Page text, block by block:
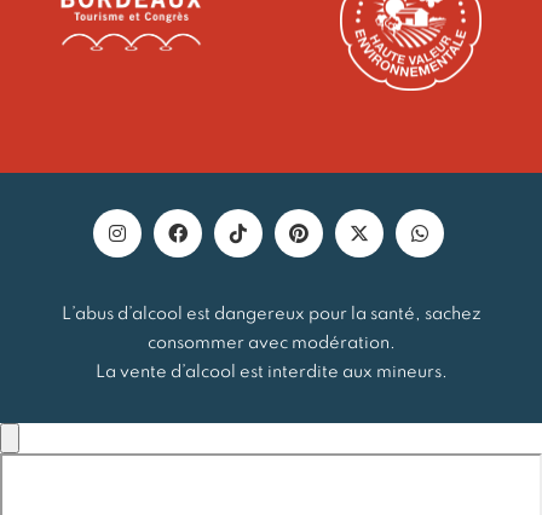
L’abus d’alcool est dangereux pour la santé, sachez
consommer avec modération.
La vente d’alcool est interdite aux mineurs.